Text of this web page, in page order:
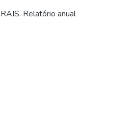
Relatório anual